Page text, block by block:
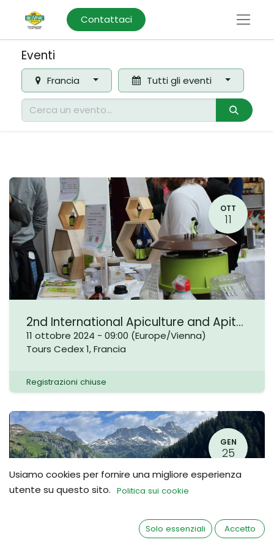
Contattaci
Eventi
Francia Tutti gli eventi
OTT
11
2nd International Apiculture and Apitherapy Congress
11 ottobre 2024 - 09:00 (Europe/Vienna)
Tours Cedex 1,Francia
Registrazioni chiuse
GEN
25
Usiamo cookies per fornire una migliore esperienza
utente su questo sito. Politica sui cookie
Solo essenziali Accetto